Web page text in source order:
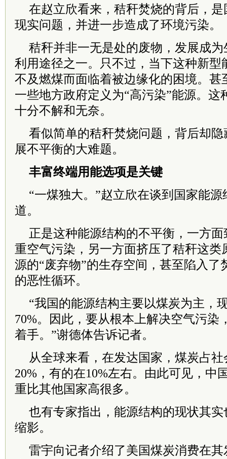
在赵立欣看来，秸秆焚烧的背后，
现实问题，并进一步造成了环境污染。
秸秆并非一无是处的废物，发展成
利用途径之一。只不过，当下这种新型
不及燃煤而面临着被边缘化的困境。甚
一些地方政府定义为“高污染”能源。这
十分不解和无奈。
看似简单的秸秆焚烧问题，背后却
展不平衡的大难题。
丰富终端用能选项是关键
“一煤独大。”赵立欣在谈到国家能
道。
正是这种能源结构的不平衡，一方
重空气污染，另一方面挤压了秸秆这类
源的“废弃物”的生存空间，甚至陷入了
的恶性循环。
“我国的能源结构主要以煤炭为主，
70%。因此，要从根本上解决空气污染
着手。”谢德体告诉记者。
从全球来看，在发达国家，煤炭占
20%，有的在10%左右。由此可见，中
重比其他国家高很多。
也有专家指出，能源结构的现状其
缩影。
雷宇向记者介绍了美国煤炭消费在